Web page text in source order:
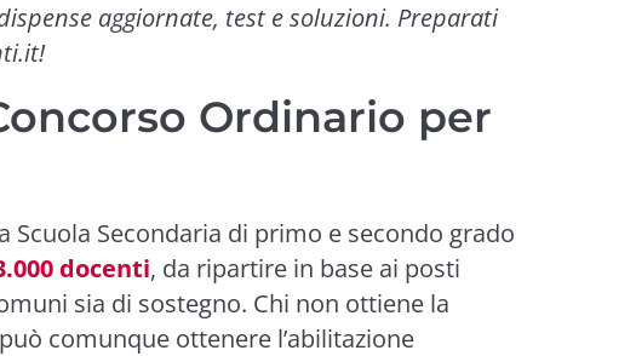
aggiornate, test e soluzioni. Preparati
Ordinario per
Scuola Secondaria di primo e secondo grado
docenti, da ripartire in base ai posti
sia di sostegno. Chi non ottiene la
comunque ottenere l’abilitazione